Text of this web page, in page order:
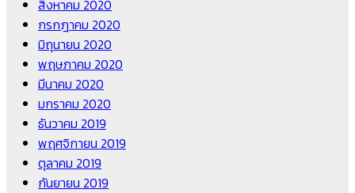
สิงหาคม 2020
กรกฎาคม 2020
มิถุนายน 2020
พฤษภาคม 2020
มีนาคม 2020
มกราคม 2020
ธันวาคม 2019
พฤศจิกายน 2019
ตุลาคม 2019
กันยายน 2019